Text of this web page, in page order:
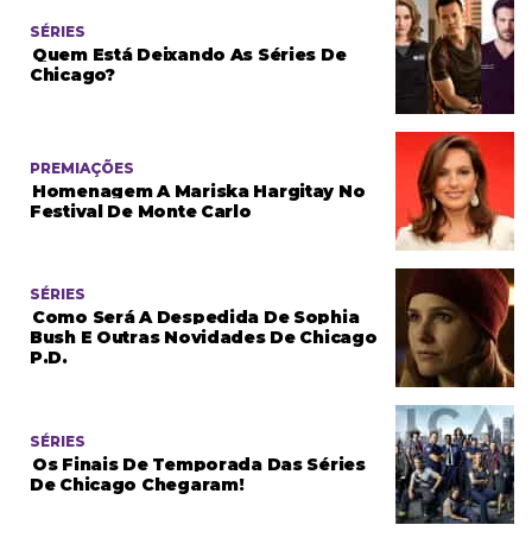
SÉRIES
Quem Está Deixando As Séries De
Chicago?
PREMIAÇÕES
Homenagem A Mariska Hargitay No
Festival De Monte Carlo
SÉRIES
Como Será A Despedida De Sophia
Bush E Outras Novidades De Chicago
P.D.
SÉRIES
Os Finais De Temporada Das Séries
De Chicago Chegaram!